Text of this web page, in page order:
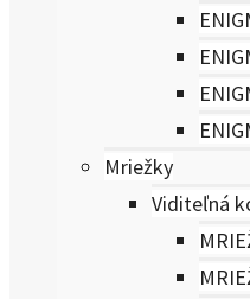
Mriežky
Viditeľná